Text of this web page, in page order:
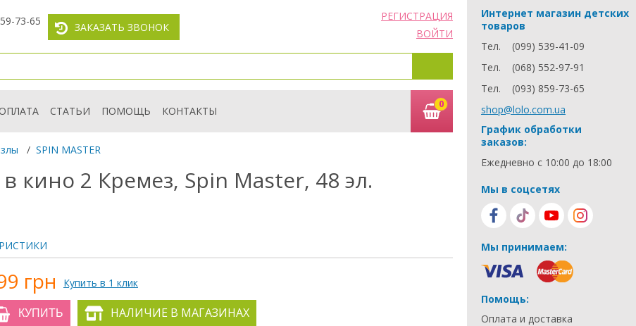
73-65
ЗАКАЗАТЬ ЗВОНОК
РЕГИСТРАЦИЯ
ВОЙТИ
СТАТЬИ ПОМОЩЬ КОНТАКТЫ
0
/ SPIN MASTER
кино 2 Кремез, Spin Master, 48 эл.
грн Купить в 1 клик
КУПИТЬ НАЛИЧИЕ В МАГАЗИНАХ
Интернет магазин детских
товаров
Тел.
(099) 539-41-09
Тел.
(068) 552-97-91
Тел.
(093) 859-73-65
shop@lolo.com.ua
График обработки
заказов:
Ежедневно с 10:00 до 18:00
Мы в соцсетях
Мы принимаем:
Помощь:
Оплата и доставка